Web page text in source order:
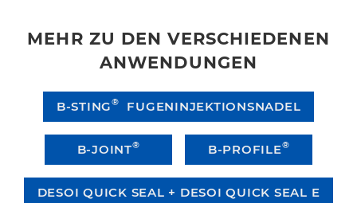
MEHR ZU DEN VERSCHIEDENEN
ANWENDUNGEN
B-STING® FUGENINJEKTIONSNADEL
B-JOINT® B-PROFILE®
DESOI QUICK SEAL + DESOI QUICK SEAL E